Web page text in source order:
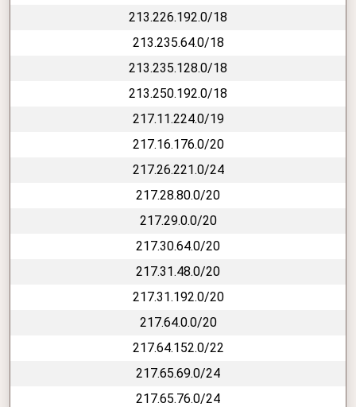
213.226.192.0/18
213.235.64.0/18
213.235.128.0/18
213.250.192.0/18
217.11.224.0/19
217.16.176.0/20
217.26.221.0/24
217.28.80.0/20
217.29.0.0/20
217.30.64.0/20
217.31.48.0/20
217.31.192.0/20
217.64.0.0/20
217.64.152.0/22
217.65.69.0/24
217.65.76.0/24